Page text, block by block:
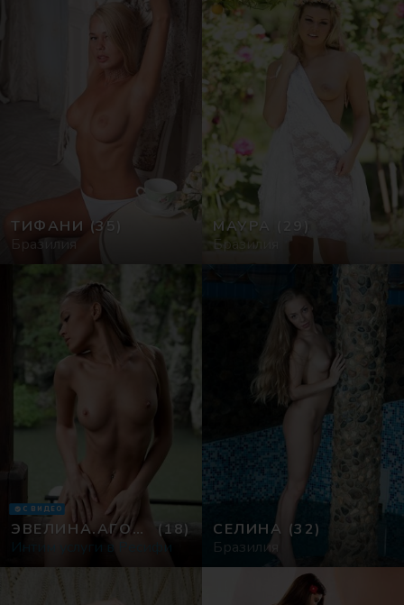
ТИФАНИ (35)
Бразилия
МАУРА
(29)
Бразилия
ЭВЕЛИНА.АГОСТИНА
(18)
Интим услуги в Ресифи
С ВИДЕО
СЕЛИНА (32)
Бразилия